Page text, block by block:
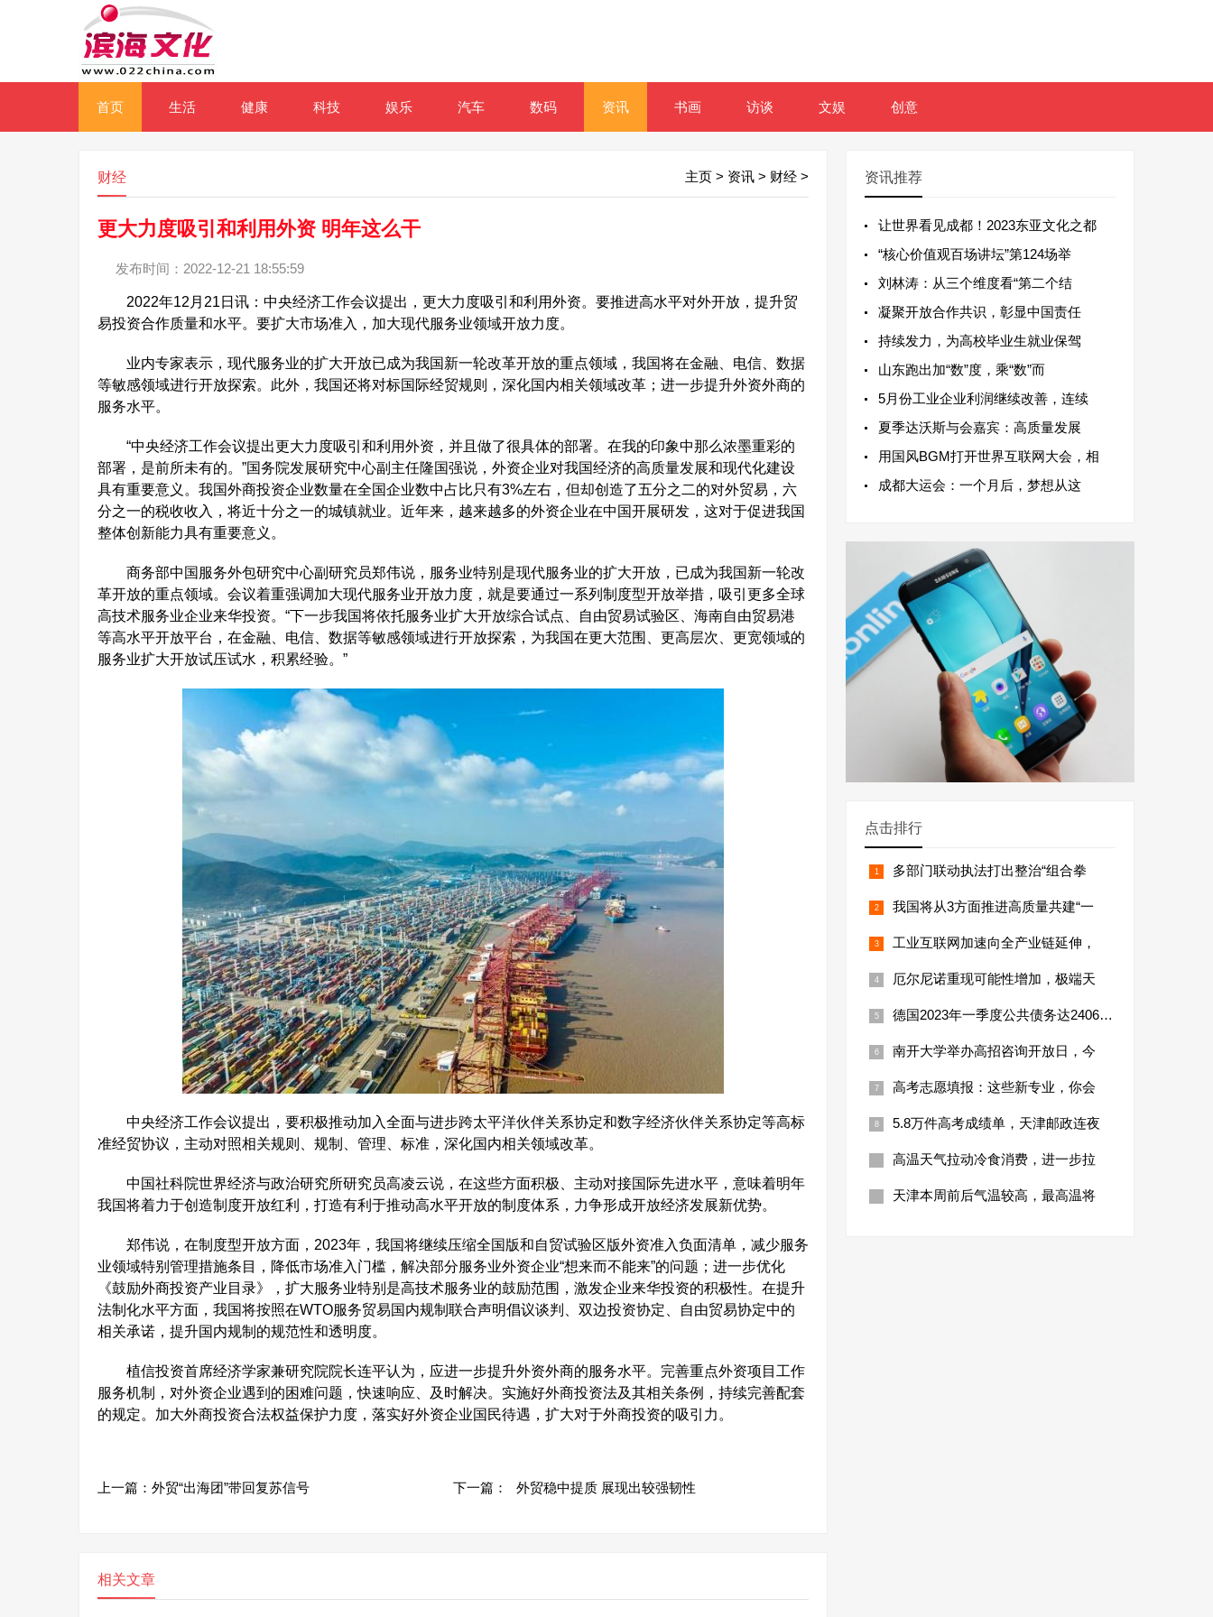
首页 生活 健康 科技 娱乐 汽车 数码 资讯 书画 访谈 文娱 创意
主页 > 资讯 > 财经 >
财经
更大力度吸引和利用外资 明年这么干
发布时间：2022-12-21 18:55:59
2022年12月21日讯：中央经济工作会议提出，更大力度吸引和利用外资。要推进高水平对外开放，提升贸
易投资合作质量和水平。要扩大市场准入，加大现代服务业领域开放力度。
业内专家表示，现代服务业的扩大开放已成为我国新一轮改革开放的重点领域，我国将在金融、电信、数据
等敏感领域进行开放探索。此外，我国还将对标国际经贸规则，深化国内相关领域改革；进一步提升外资外商的
服务水平。
“中央经济工作会议提出更大力度吸引和利用外资，并且做了很具体的部署。在我的印象中那么浓墨重彩的
部署，是前所未有的。”国务院发展研究中心副主任隆国强说，外资企业对我国经济的高质量发展和现代化建设
具有重要意义。我国外商投资企业数量在全国企业数中占比只有3%左右，但却创造了五分之二的对外贸易，六
分之一的税收收入，将近十分之一的城镇就业。近年来，越来越多的外资企业在中国开展研发，这对于促进我国
整体创新能力具有重要意义。
商务部中国服务外包研究中心副研究员郑伟说，服务业特别是现代服务业的扩大开放，已成为我国新一轮改
革开放的重点领域。会议着重强调加大现代服务业开放力度，就是要通过一系列制度型开放举措，吸引更多全球
高技术服务业企业来华投资。“下一步我国将依托服务业扩大开放综合试点、自由贸易试验区、海南自由贸易港
等高水平开放平台，在金融、电信、数据等敏感领域进行开放探索，为我国在更大范围、更高层次、更宽领域的
服务业扩大开放试压试水，积累经验。”
中央经济工作会议提出，要积极推动加入全面与进步跨太平洋伙伴关系协定和数字经济伙伴关系协定等高标
准经贸协议，主动对照相关规则、规制、管理、标准，深化国内相关领域改革。
中国社科院世界经济与政治研究所研究员高凌云说，在这些方面积极、主动对接国际先进水平，意味着明年
我国将着力于创造制度开放红利，打造有利于推动高水平开放的制度体系，力争形成开放经济发展新优势。
郑伟说，在制度型开放方面，2023年，我国将继续压缩全国版和自贸试验区版外资准入负面清单，减少服务
业领域特别管理措施条目，降低市场准入门槛，解决部分服务业外资企业“想来而不能来”的问题；进一步优化
《鼓励外商投资产业目录》，扩大服务业特别是高技术服务业的鼓励范围，激发企业来华投资的积极性。在提升
法制化水平方面，我国将按照在WTO服务贸易国内规制联合声明倡议谈判、双边投资协定、自由贸易协定中的
相关承诺，提升国内规制的规范性和透明度。
植信投资首席经济学家兼研究院院长连平认为，应进一步提升外资外商的服务水平。完善重点外资项目工作
服务机制，对外资企业遇到的困难问题，快速响应、及时解决。实施好外商投资法及其相关条例，持续完善配套
的规定。加大外商投资合法权益保护力度，落实好外资企业国民待遇，扩大对于外商投资的吸引力。
上一篇： 外贸“出海团”带回复苏信号 下一篇： 外贸稳中提质 展现出较强韧性
相关文章
资讯推荐
让世界看见成都！2023东亚文化之都
“核心价值观百场讲坛”第124场举
刘林涛：从三个维度看“第二个结
凝聚开放合作共识，彰显中国责任
持续发力，为高校毕业生就业保驾
山东跑出加“数”度，乘“数”而
5月份工业企业利润继续改善，连续
夏季达沃斯与会嘉宾：高质量发展
用国风BGM打开世界互联网大会，相
成都大运会：一个月后，梦想从这
点击排行
多部门联动执法打出整治“组合拳
我国将从3方面推进高质量共建“一
工业互联网加速向全产业链延伸，
厄尔尼诺重现可能性增加，极端天
德国2023年一季度公共债务达24066亿
南开大学举办高招咨询开放日，今
高考志愿填报：这些新专业，你会
5.8万件高考成绩单，天津邮政连夜
高温天气拉动冷食消费，进一步拉
天津本周前后气温较高，最高温将